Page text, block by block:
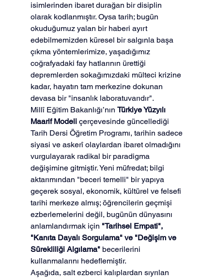
isimlerinden ibaret durağan bir disiplin
olarak kodlanmıştır. Oysa tarih; bugün
okuduğumuz yalan bir haberi ayırt
edebilmemizden küresel bir salgınla başa
çıkma yöntemlerimize, yaşadığımız
coğrafyadaki fay hatlarının ürettiği
depremlerden sokağımızdaki mülteci krizine
kadar, hayatın tam merkezine dokunan
devasa bir "insanlık laboratuvarıdır".
Millî Eğitim Bakanlığı’nın Türkiye Yüzyılı
Maarif Modeli çerçevesinde güncellediği
Tarih Dersi Öğretim Programı, tarihin sadece
siyasi ve askerî olaylardan ibaret olmadığını
vurgulayarak radikal bir paradigma
değişimine gitmiştir. Yeni müfredat; bilgi
aktarımından "beceri temelli" bir yapıya
geçerek sosyal, ekonomik, kültürel ve felsefi
tarihi merkeze almış; öğrencilerin geçmişi
ezberlemelerini değil, bugünün dünyasını
anlamlandırmak için "Tarihsel Empati",
"Kanıta Dayalı Sorgulama" ve "Değişim ve
Sürekliliği Algılama" becerilerini
kullanmalarını hedeflemiştir.
Aşağıda, salt ezberci kalıplardan sıyrılan